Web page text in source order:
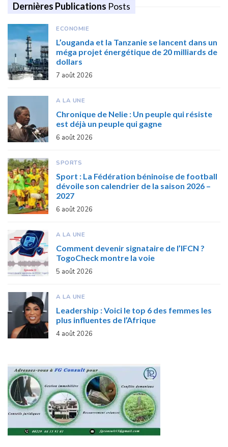
Dernières Publications Posts
ECONOMIE
L’ouganda et la Tanzanie se lancent dans un
méga projet énergétique de 20 milliards de
dollars
7 août 2026
A LA UNE
Chronique de Nelie : Un peuple qui résiste
est déjà un peuple qui gagne
6 août 2026
SPORTS
Sport : La Fédération béninoise de football
dévoile son calendrier de la saison 2026 –
2027
6 août 2026
A LA UNE
Comment devenir signataire de l’IFCN ?
TogoCheck montre la voie
5 août 2026
A LA UNE
Leadership : Voici le top 6 des femmes les
plus influentes de l’Afrique
4 août 2026